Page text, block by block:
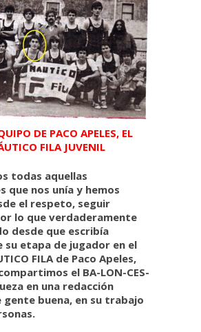
DE PACO APELES, EL
FILA JUVENIL
todas aquellas
que nos unía y hemos
el respeto, seguir
lo que verdaderamente
desde que escribía
su etapa de jugador en el
FILA de Paco Apeles,
el BA-LON-CES-
en una redacción
gente buena, en su trabajo